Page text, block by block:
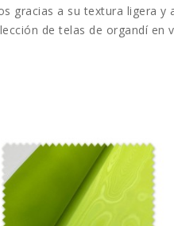
gracias a su textura ligera y
de telas de organdí en